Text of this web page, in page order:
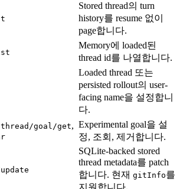
Stored thread의 turn
history를 resume 없이
page합니다.
Memory에 loaded된
thread id를 나열합니다.
Loaded thread 또는
persisted rollout의 user-
facing name을 설정합니
다.
thread/goal/get, Experimental goal을 설
정, 조회, 제거합니다.
SQLite-backed stored
thread metadata를 patch
합니다. 현재 gitInfo를